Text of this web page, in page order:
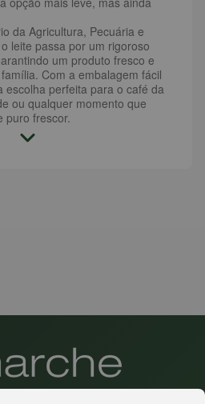
da Agricultura, Pecuária e
leite passa por um rigoroso
um produto fresco e
Com a embalagem fácil
escolha perfeita para o café da
ou qualquer momento que
puro frescor.